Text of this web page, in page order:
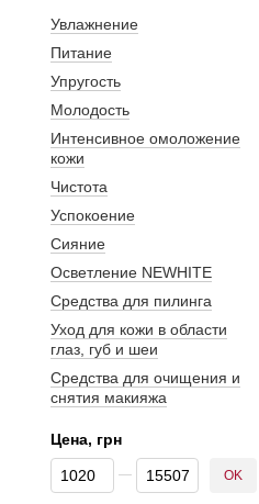
Увлажнение
Питание
Упругость
Молодость
Интенсивное омоложение
кожи
Чистота
Успокоение
Сияние
Осветление NEWHITE
Средства для пилинга
Уход для кожи в области
глаз, губ и шеи
Средства для очищения и
снятия макияжа
Цена, грн
От Цена, грн
До Цена, грн OK